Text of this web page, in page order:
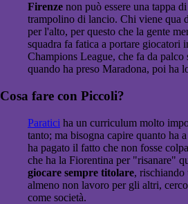
Firenze non può essere una tappa
trampolino di lancio. Chi viene qua
per l'alto, per questo che la gente
squadra fa fatica a portare giocatori
Champions League, che fa da
quando ha preso Maradona, poi ha
Cosa fare con Piccoli?
Paratici ha un curriculum molto
tanto; ma bisogna capire quanto ha
ha pagato il fatto che non fosse
che ha la Fiorentina per "risanare"
giocare sempre titolare, rischiando
almeno non lavoro per gli altri,
come società.